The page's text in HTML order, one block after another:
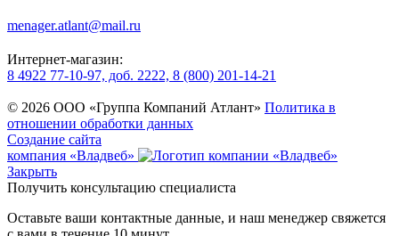
menager.atlant@mail.ru
Интернет-магазин:
8 4922 77-10-97, доб. 2222, 8 (800) 201-14-21
© 2026 ООО «Группа Компаний Атлант» Политика в
отношении обработки данных
Создание сайта
компания «Владвеб»
Закрыть
Получить консультацию специалиста
Оставьте ваши контактные данные, и наш менеджер свяжется